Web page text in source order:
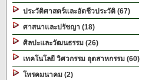
ประวัติศาสตร์และอัตชีวประวัติ (67)
ศาสนาและปรัชญา (18)
ศิลปะและวัฒนธรรม (26)
เทคโนโลยี วิศวกรรม อุตสาหกรรม (60)
โทรคมนาคม (2)